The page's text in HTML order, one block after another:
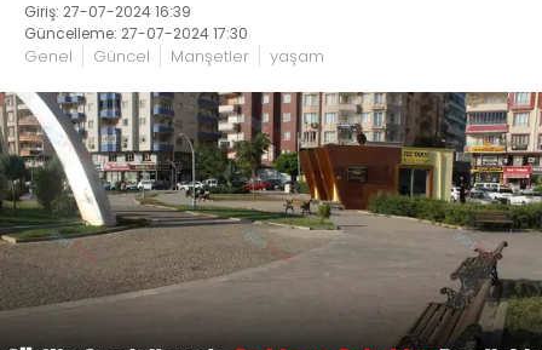
Giriş: 27-07-2024 16:39
Güncelleme: 27-07-2024 17:30
Genel Güncel Manşetler yaşam